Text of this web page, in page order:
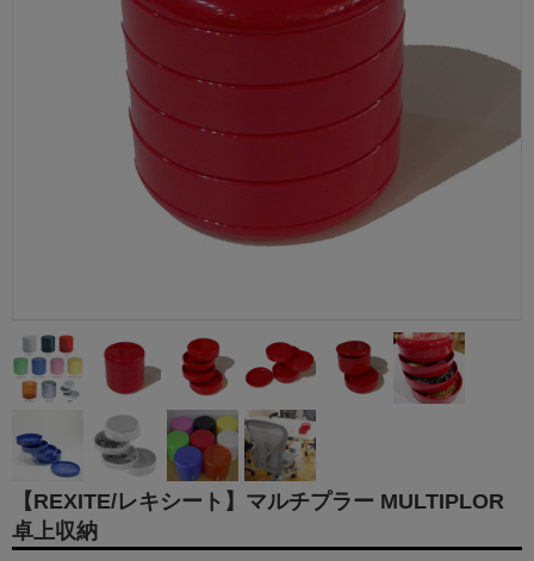
【REXITE/レキシート】マルチプラー MULTIPLOR
卓上収納